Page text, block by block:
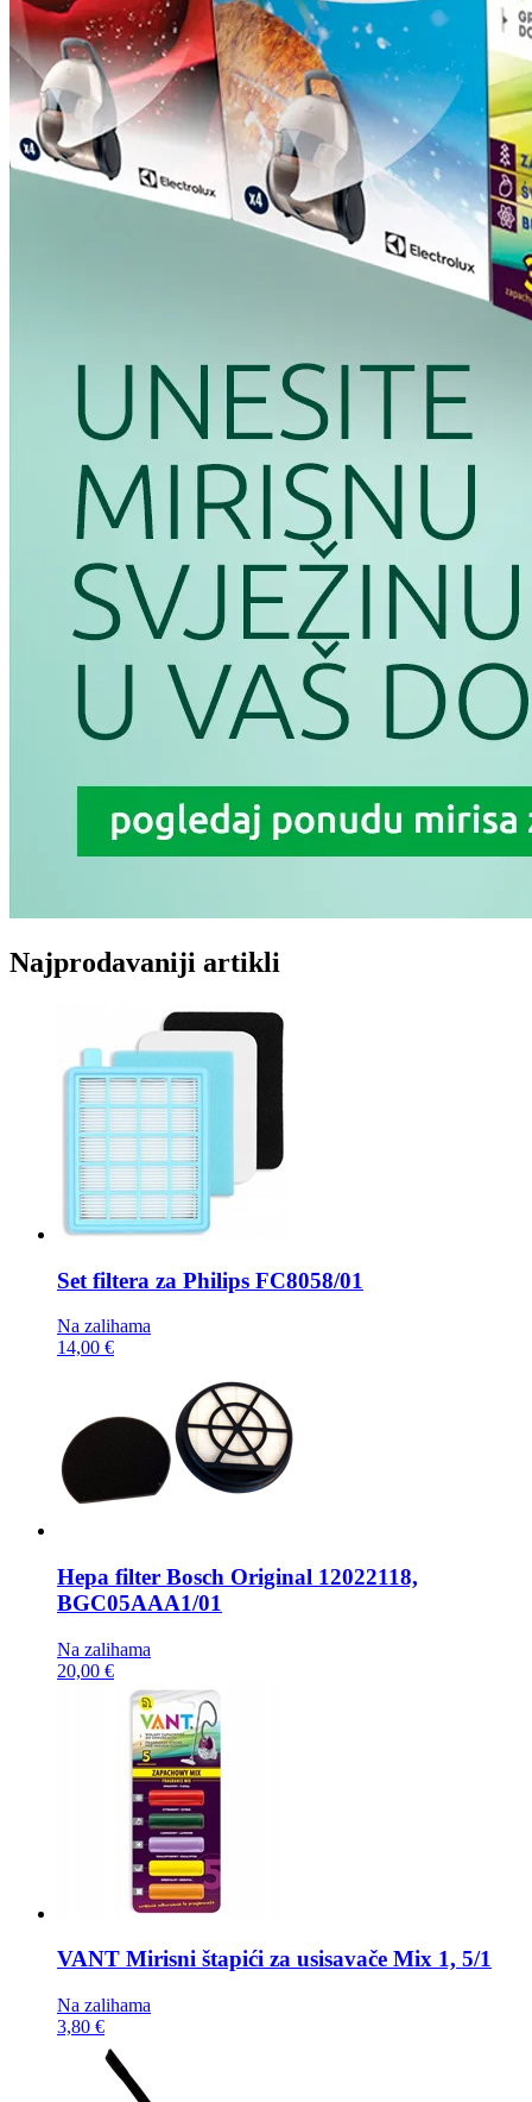
Najprodavaniji artikli
Set filtera za Philips FC8058/01
Na zalihama
14,00 €
Hepa filter Bosch Original 12022118,
BGC05AAA1/01
Na zalihama
20,00 €
VANT Mirisni štapići za usisavače Mix 1, 5/1
Na zalihama
3,80 €